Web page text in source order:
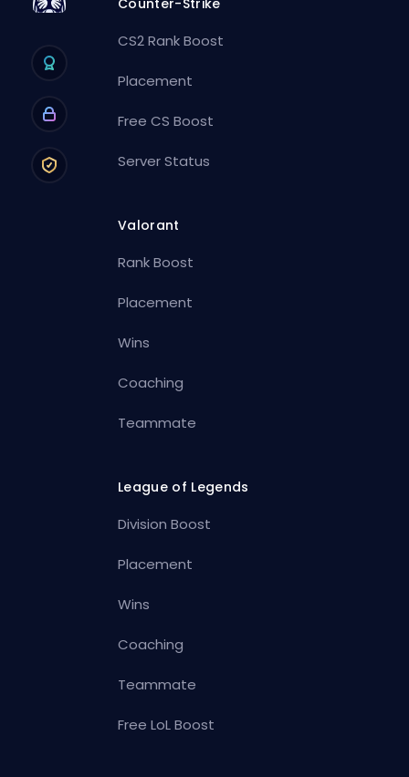
Counter-Strike
CS2 Rank Boost
Placement
Free CS Boost
Server Status
Valorant
Rank Boost
Placement
Wins
Coaching
Teammate
League of Legends
Division Boost
Placement
Wins
Coaching
Teammate
Free LoL Boost